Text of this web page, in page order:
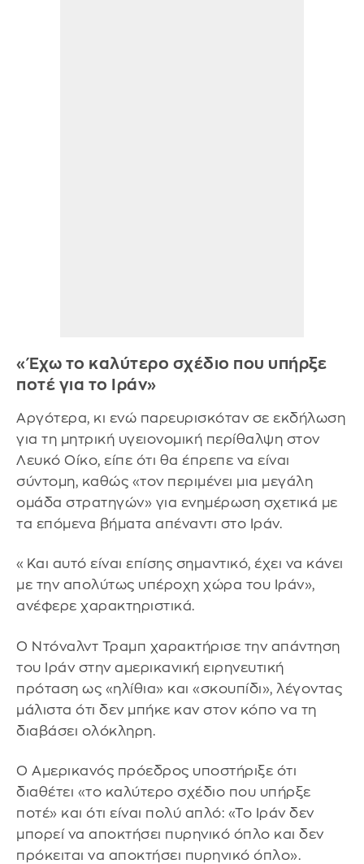
«Έχω το καλύτερο σχέδιο που υπήρξε
ποτέ για το Ιράν»
Αργότερα, κι ενώ παρευρισκόταν σε εκδήλωση
για τη μητρική υγειονομική περίθαλψη στον
Λευκό Οίκο, είπε ότι θα έπρεπε να είναι
σύντομη, καθώς «τον περιμένει μια μεγάλη
ομάδα στρατηγών» για ενημέρωση σχετικά με
τα επόμενα βήματα απέναντι στο Ιράν.
«Και αυτό είναι επίσης σημαντικό, έχει να κάνει
με την απολύτως υπέροχη χώρα του Ιράν»,
ανέφερε χαρακτηριστικά.
Ο Ντόναλντ Τραμπ χαρακτήρισε την απάντηση
του Ιράν στην αμερικανική ειρηνευτική
πρόταση ως «ηλίθια» και «σκουπίδι», λέγοντας
μάλιστα ότι δεν μπήκε καν στον κόπο να τη
διαβάσει ολόκληρη.
Ο Αμερικανός πρόεδρος υποστήριξε ότι
διαθέτει «το καλύτερο σχέδιο που υπήρξε
ποτέ» και ότι είναι πολύ απλό: «Το Ιράν δεν
μπορεί να αποκτήσει πυρηνικό όπλο και δεν
πρόκειται να αποκτήσει πυρηνικό όπλο».